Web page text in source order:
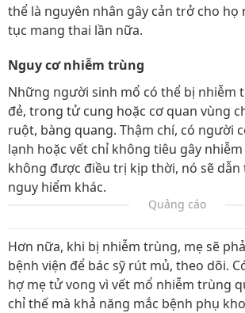
thể là nguyên nhân gây cản trở cho họ
tục mang thai lần nữa.
Nguy cơ nhiễm trùng
Những người sinh mổ có thể bị nhiễm
đẻ, trong tử cung hoặc cơ quan vùng
ruột, bàng quang. Thậm chí, có người
lạnh hoặc vết chỉ không tiêu gây
không được điều trị kịp thời, nó sẽ dẫn
nguy hiểm khác.
Quảng cáo
Hơn nữa, khi bị nhiễm trùng, mẹ sẽ
bệnh viện để bác sỹ rút mủ, theo dõi.
hợ mẹ tử vong vì vết mổ nhiễm trùng
chỉ thế mà khả năng mắc bệnh phụ